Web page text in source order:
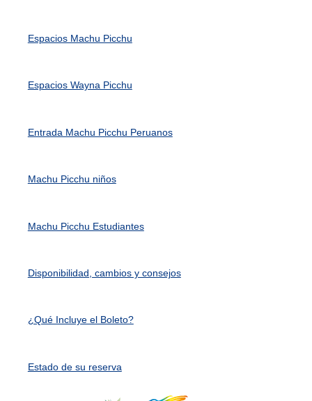
Espacios Machu Picchu
Espacios Wayna Picchu
Entrada Machu Picchu Peruanos
Machu Picchu niños
Machu Picchu Estudiantes
Disponibilidad, cambios y consejos
¿Qué Incluye el Boleto?
Estado de su reserva